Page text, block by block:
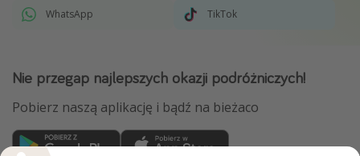
WhatsApp TikTok
Nie przegap najlepszych okazji podróżniczych!
Pobierz naszą aplikację i bądź na bieżaco